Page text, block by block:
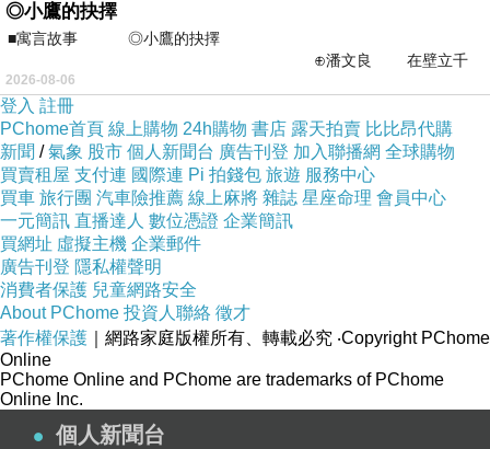
託！以前考國文要寫作文，要擠出一、兩百個字
都要想破頭，而且還要連『……』的刪節號都要
算上才能到達低標，兩千五是十倍耶，算了
吧。」同時，內心的正能量小天使也跟著擠出
來：「之前幾篇隨手一揮都七八百字了，陸陸續
續加起來也達到目標了，不要怕，你可以的。」
這種口吻，我合理懷疑這應該是太太派出來的說
客，我甚至相信它有收回扣！
因為，我接下這單了。
愛情的坑裡滿滿都是謎
1.謎題
說是接受了，但要寫些甚麼好呢？還好，
◎小鷹的抉擇
■寓言故事 ◎小鷹的抉擇
⊕潘文良 在壁立千
仞的懸崖上，有一座遮天蔽
2026-08-06
登入 註冊
PChome首頁 線上購物 24h購物 書店 露天拍賣 比比昂代購
新聞 /氣象 股市 個人新聞台 廣告刊登 加入聯播網 全球購物
買賣租屋 支付連 國際連 Pi 拍錢包 旅遊 服務中心
買車 旅行團 汽車險推薦 線上麻將 雜誌 星座命理 會員中心
一元簡訊 直播達人 數位憑證 企業簡訊
買網址 虛擬主機 企業郵件
廣告刊登 隱私權聲明
消費者保護 兒童網路安全
About PChome 投資人聯絡 徵才
著作權保護 ｜網路家庭版權所有、轉載必究 ‧Copyright PChome
Online
PChome Online and PChome are trademarks of PChome
Online Inc.
個人新聞台